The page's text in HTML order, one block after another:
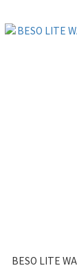
BESO LITE